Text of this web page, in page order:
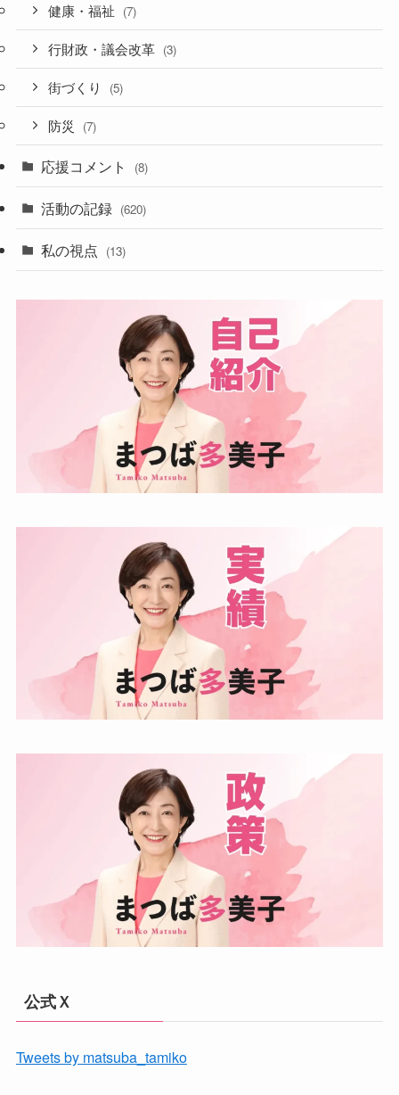
健康・福祉 (7)
行財政・議会改革 (3)
街づくり (5)
防災 (7)
応援コメント (8)
活動の記録 (620)
私の視点 (13)
公式Ｘ
Tweets by matsuba_tamiko